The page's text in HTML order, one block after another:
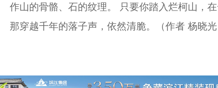
作山的骨骼、石的纹理。 只要你踏入烂柯山，
那穿越千年的落子声，依然清脆。（作者 杨晓